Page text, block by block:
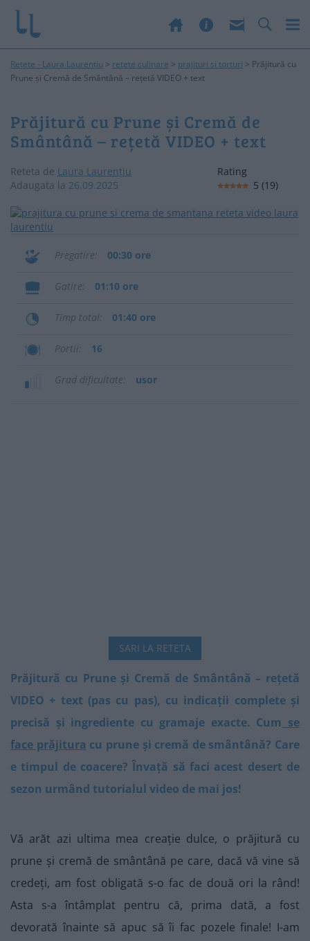
Rețete - Laura Laurențiu > retete culinare > prajituri si torturi > Prăjitură cu
Prune și Cremă de Smântână – rețetă VIDEO + text
Prăjitură cu Prune și Cremă de
Smântână – rețetă VIDEO + text
Reteta de Laura Laurențiu
Adaugata la 26.09.2025
Rating
5 (19)
Pregatire 00:30 ore
Gatire 01:10 ore
Timp total 01:40 ore
Portii 16
Grad dificultate usor
SARI LA RETETA
Prăjitură cu Prune și Cremă de Smântână – rețetă
VIDEO + text (pas cu pas), cu indicații complete și
precisă și ingrediente cu gramaje exacte. Cum se
face prăjitura cu prune și cremă de smântână? Care
e timpul de coacere? Învață să faci acest desert de
sezon urmând tutorialul video de mai jos!
Vă arăt azi ultima mea creație dulce, o prăjitură cu
prune și cremă de smântână pe care, dacă vă vine să
credeți, am fost obligată s-o fac de două ori la rând!
Asta s-a întâmplat pentru că, prima dată, a fost
devorată înainte să apuc să îi fac pozele finale! I-am